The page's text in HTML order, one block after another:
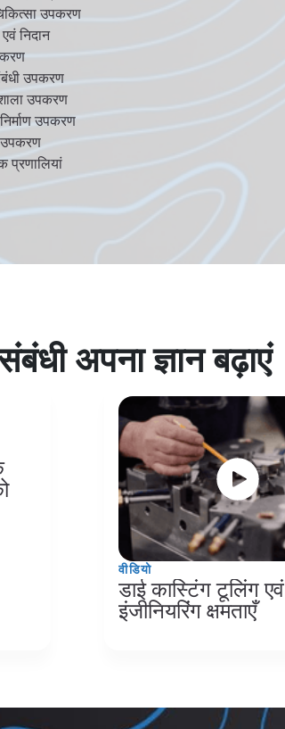
उपकरण
निदान
उपकरण
उपकरण
उपकरण
प्रणालियां
अपना ज्ञान बढ़ाएं
वीडियो
डाई कास्टिंग टूलिंग एवं
इंजीनियरिंग क्षमताएँ